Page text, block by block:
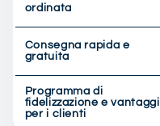
ordinata
Consegna rapida e
gratuita
Programma di
fidelizzazione e vantaggi
per i clienti